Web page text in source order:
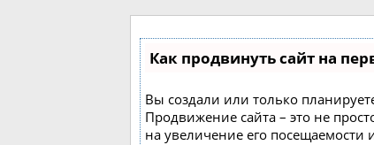
Как продвинуть сайт на
Вы создали или только
Продвижение сайта – это не
на увеличение его